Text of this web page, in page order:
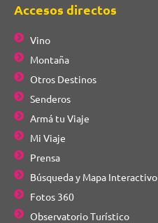
Accesos directos
Vino
Montaña
Otros Destinos
Senderos
Armá tu Viaje
Mi Viaje
Prensa
Búsqueda y Mapa Interactivo
Fotos 360
Observatorio Turístico